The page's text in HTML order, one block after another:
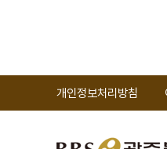
개인정보처리방침